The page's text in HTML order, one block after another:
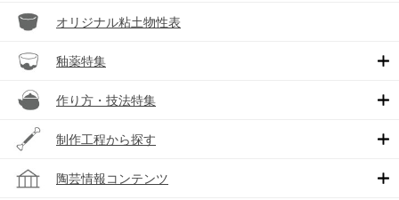
オリジナル粘土物性表
釉薬特集
作り方・技法特集
制作工程から探す
陶芸情報コンテンツ